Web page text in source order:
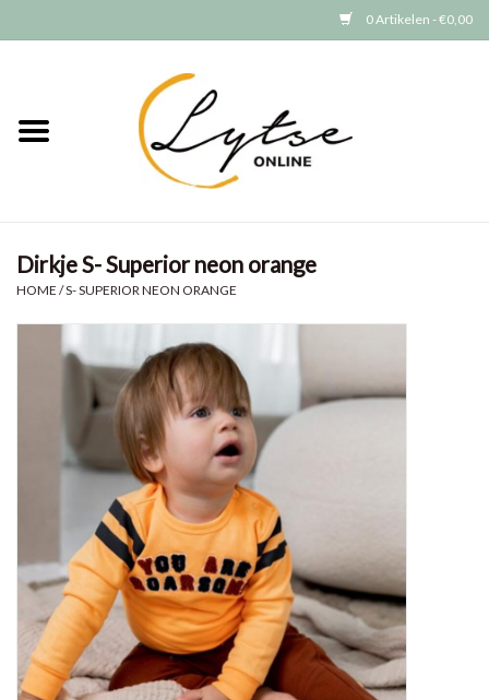
0 Artikelen - €0,00
Meisjes
Merken
GRATIS VERZENDEN (vanaf EUR
Dirkje S- Superior neon orange
HOME /S- SUPERIOR NEON ORANGE